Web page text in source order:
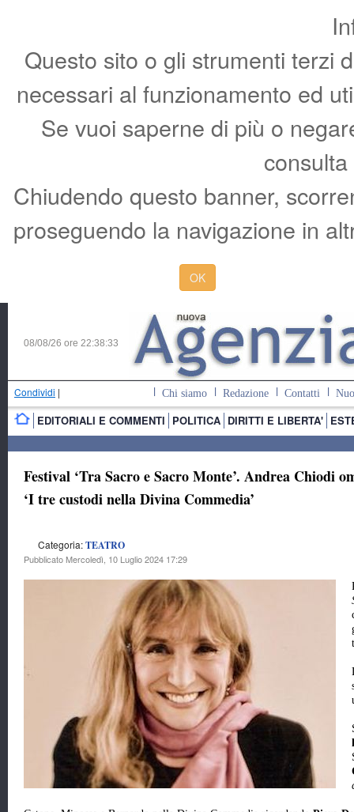
Questo sito o gli strumenti terzi
necessari al funzionamento ed
Se vuoi saperne di più o
Chiudendo questo banner,
proseguendo la navigazione in
OK
08/08/26 ore 22:38:34
Condividi | Chi siamo Redazione Contatti
EDITORIALI E COMMENTI POLITICA DIRITTI E LIBERTA'
Festival ‘Tra Sacro e Sacro Monte’. Andrea Chiodi
‘I tre custodi nella Divina Commedia’
Categoria:TEATRO
Pubblicato Mercoledì, 10 Luglio 2024 17:29